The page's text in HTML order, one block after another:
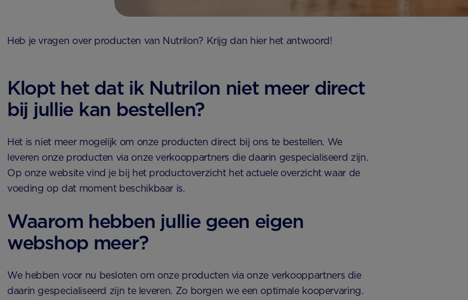
Heb je vragen over producten van Nutrilon? Krijg dan hier het antwoord!
Klopt het dat ik Nutrilon niet meer direct
bij jullie kan bestellen?
Het is niet meer mogelijk om onze producten direct bij ons te bestellen. We
leveren onze producten via onze verkooppartners die daarin gespecialiseerd zijn.
Op onze website vind je bij het productoverzicht het actuele overzicht waar de
voeding op dat moment beschikbaar is.
Waarom hebben jullie geen eigen
webshop meer?
We hebben voor nu besloten om onze producten via onze verkooppartners die
daarin gespecialiseerd zijn te leveren. Zo borgen we een optimale koopervaring.